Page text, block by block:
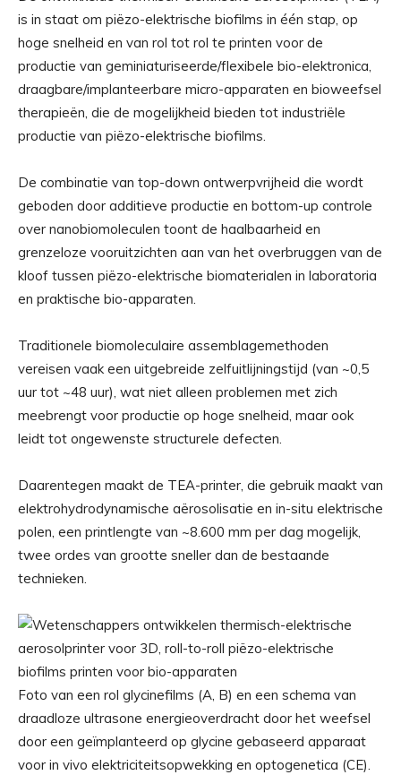
is in staat om piëzo-elektrische biofilms in één stap, op
hoge snelheid en van rol tot rol te printen voor de
productie van geminiaturiseerde/flexibele bio-elektronica,
draagbare/implanteerbare micro-apparaten en bioweefsel
therapieën, die de mogelijkheid bieden tot industriële
productie van piëzo-elektrische biofilms.
De combinatie van top-down ontwerpvrijheid die wordt
geboden door additieve productie en bottom-up controle
over nanobiomoleculen toont de haalbaarheid en
grenzeloze vooruitzichten aan van het overbruggen van de
kloof tussen piëzo-elektrische biomaterialen in laboratoria
en praktische bio-apparaten.
Traditionele biomoleculaire assemblagemethoden
vereisen vaak een uitgebreide zelfuitlijningstijd (van ~0,5
uur tot ~48 uur), wat niet alleen problemen met zich
meebrengt voor productie op hoge snelheid, maar ook
leidt tot ongewenste structurele defecten.
Daarentegen maakt de TEA-printer, die gebruik maakt van
elektrohydrodynamische aërosolisatie en in-situ elektrische
polen, een printlengte van ~8.600 mm per dag mogelijk,
twee ordes van grootte sneller dan de bestaande
technieken.
Foto van een rol glycinefilms (A, B) en een schema van
draadloze ultrasone energieoverdracht door het weefsel
door een geïmplanteerd op glycine gebaseerd apparaat
voor in vivo elektriciteitsopwekking en optogenetica (CE).